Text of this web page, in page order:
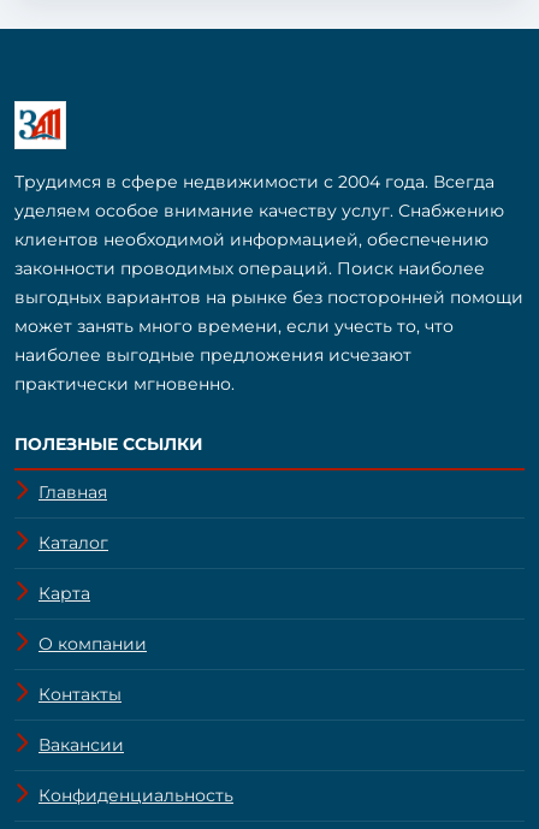
Трудимся в сфере недвижимости с 2004 года. Всегда
уделяем особое внимание качеству услуг. Снабжению
клиентов необходимой информацией, обеспечению
законности проводимых операций. Поиск наиболее
выгодных вариантов на рынке без посторонней помощи
может занять много времени, если учесть то, что
наиболее выгодные предложения исчезают
практически мгновенно.
ПОЛЕЗНЫЕ ССЫЛКИ
Главная
Каталог
Карта
О компании
Контакты
Вакансии
Конфиденциальность